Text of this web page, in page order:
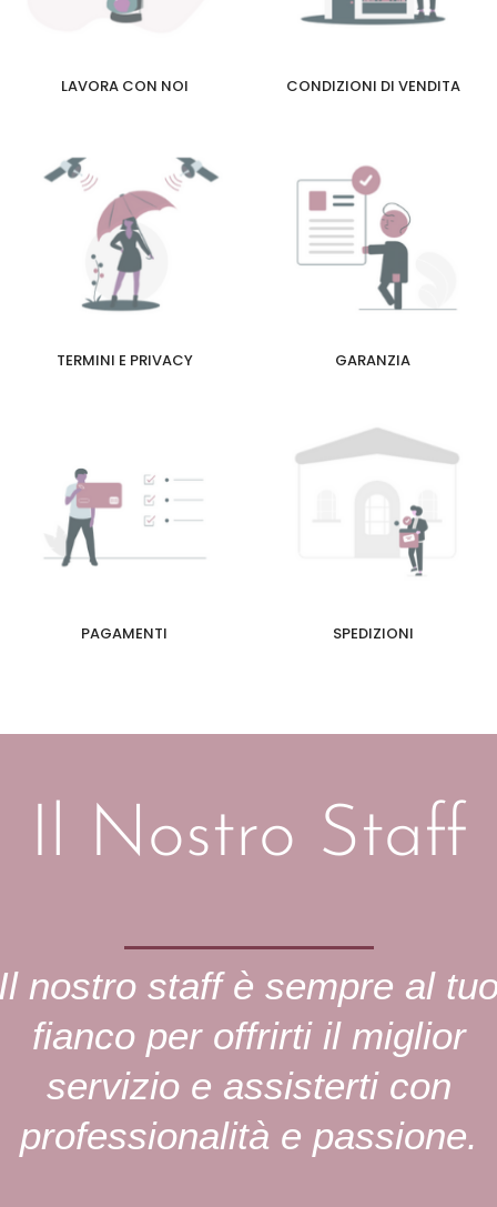
LAVORA CON NOI CONDIZIONI DI VENDITA
TERMINI E PRIVACY GARANZIA
PAGAMENTI SPEDIZIONI
Il Nostro Staff
nostro staff è sempre al
fianco per offrirti il miglior
servizio e assisterti con
professionalità e passione.